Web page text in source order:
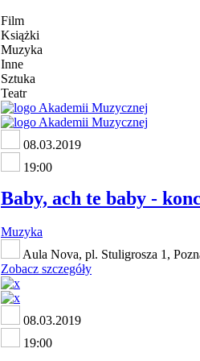
Film
Książki
Muzyka
Inne
Sztuka
Teatr
08.03.2019
19:00
Baby, ach te baby -
Muzyka
Aula Nova, pl. Stuligrosza 1,
Zobacz szczegóły
08.03.2019
19:00